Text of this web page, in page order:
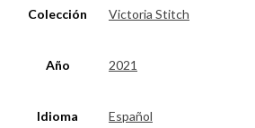
Colección Victoria Stitch
Año 2021
Idioma Español